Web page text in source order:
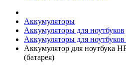
Аккумуляторы
Аккумуляторы для ноутбуков
Аккумуляторы для
Аккумулятор для ноутбука
(батарея)